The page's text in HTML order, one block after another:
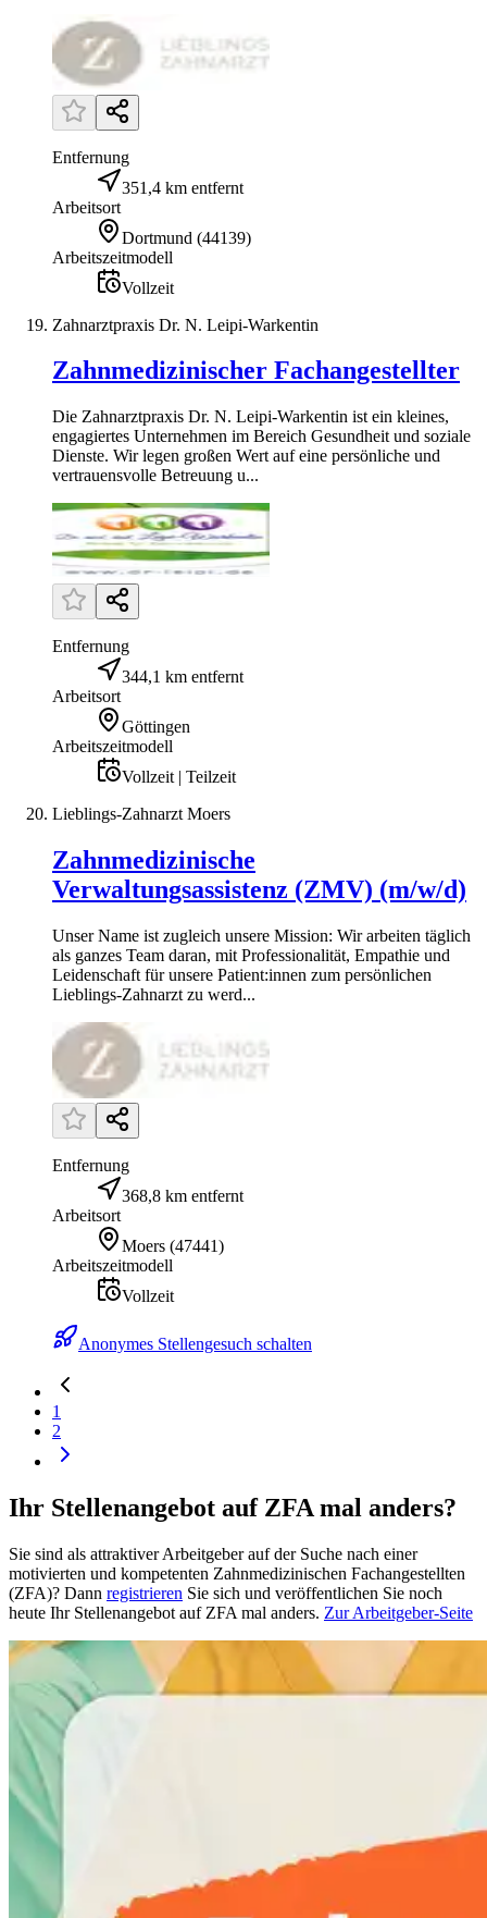
Entfernung
351,4 km entfernt
Arbeitsort
Dortmund (44139)
Arbeitszeitmodell
Vollzeit
Zahnarztpraxis Dr. N. Leipi-Warkentin
Zahnmedizinischer Fachangestellter
Die Zahnarztpraxis Dr. N. Leipi-Warkentin ist ein kleines,
engagiertes Unternehmen im Bereich Gesundheit und soziale
Dienste. Wir legen großen Wert auf eine persönliche und
vertrauensvolle Betreuung u...
Entfernung
344,1 km entfernt
Arbeitsort
Göttingen
Arbeitszeitmodell
Vollzeit | Teilzeit
Lieblings-Zahnarzt Moers
Zahnmedizinische
Verwaltungsassistenz (ZMV) (m/w/d)
Unser Name ist zugleich unsere Mission: Wir arbeiten täglich
als ganzes Team daran, mit Professionalität, Empathie und
Leidenschaft für unsere Patient:innen zum persönlichen
Lieblings-Zahnarzt zu werd...
Entfernung
368,8 km entfernt
Arbeitsort
Moers (47441)
Arbeitszeitmodell
Vollzeit
Anonymes Stellengesuch schalten
1
2
Ihr Stellenangebot auf ZFA mal anders?
Sie sind als attraktiver Arbeitgeber auf der Suche nach einer
motivierten und kompetenten Zahnmedizinischen Fachangestellten
(ZFA)? Dann registrieren Sie sich und veröffentlichen Sie noch
heute Ihr Stellenangebot auf ZFA mal anders. Zur Arbeitgeber-Seite